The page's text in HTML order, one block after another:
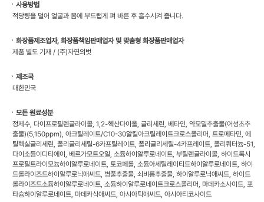
ㆍ사용방법
적당량을 덜어 얼굴과 몸에 부드럽게 펴 바른 후 흡수시켜 줍니다.
ㆍ화장품제조업자, 화장품책임판매업자 및 맞춤형 화장품판매업자
제품 별도 기재 / (주)자연의벗
ㆍ제조국
대한민국
ㆍ모든 원료성분
정제수, 다이프로필렌글라이콜, 1,2-헥산다이올, 글리세린, 베타인, 약모밀추출물(어성초추
출물)(5,150ppm), 아크릴레이트/C10-30알킬아크릴레이트크로스폴리머, 트로메타민, 에
틸헥실글리세린, 폴리글리세릴-6카프릴레이트, 폴리글리세릴-4카프레이트, 폴리쿼터늄-51,
다이소듐이디티에이, 베르가모트오일, 소듐하이알루로네이트, 부틸렌글라이콜, 하이드록시
프로필트라이모늄하이알루로네이트, 토코페롤, 소듐아세틸레이티드하이알루로네이트, 하이
드롤라이즈드하이알루로닉애씨드, 병풀추출물, 쇠비름추출물, 하이알루로닉애씨드, 하이드
롤라이즈드소듐하이알루로네이트, 소듐하이알루로네이트크로스폴리머, 마데카소사이드, 포
타슘하이알루로네이트, 마데카식애씨드, 아시아틱애씨드, 아시아티코사이드